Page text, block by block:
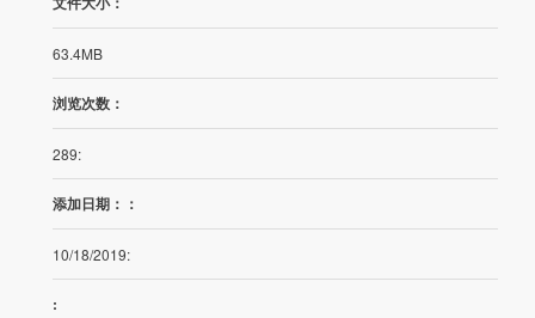
63.4MB
浏览次数：
289:
添加日期：：
10/18/2019:
: